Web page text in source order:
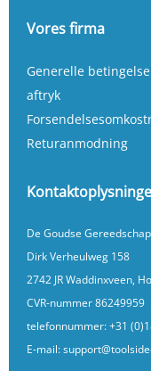
Vores firma
Generelle
aftryk
Returanmodning
De Goudse
Dirk Verheulweg 158
2742 JR Waddinxveen,
CVR-nummer 86249959
telefonnummer:+31
E-mail: